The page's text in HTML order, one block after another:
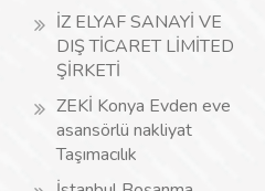
İZ ELYAF SANAYİ VE
DIŞ TİCARET LİMİTED
ŞİRKETİ
ZEKİ Konya Evden eve
asansörlü nakliyat
Taşımacılık